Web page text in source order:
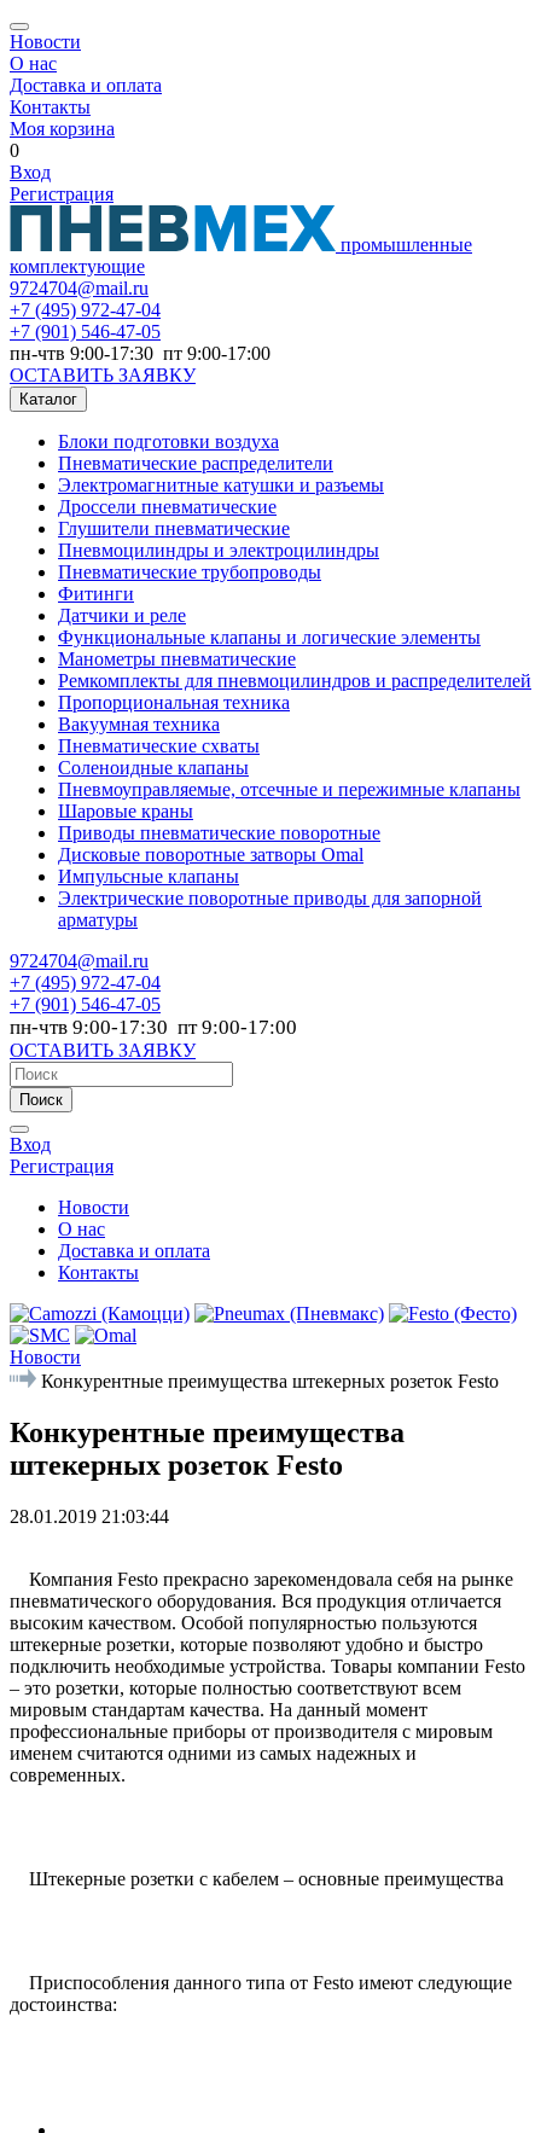
Новости
О нас
Доставка и оплата
Контакты
Моя корзина
0
Вход
Регистрация
промышленные
комплектующие
9724704@mail.ru
+7 (495) 972-47-04
+7 (901) 546-47-05
пн-чтв 9:00-17:30 пт 9:00-17:00
ОСТАВИТЬ ЗАЯВКУ
Каталог
Блоки подготовки воздуха
Пневматические распределители
Электромагнитные катушки и разъемы
Дроссели пневматические
Глушители пневматические
Пневмоцилиндры и электроцилиндры
Пневматические трубопроводы
Фитинги
Датчики и реле
Функциональные клапаны и логические элементы
Манометры пневматические
Ремкомплекты для пневмоцилиндров и распределителей
Пропорциональная техника
Вакуумная техника
Пневматические схваты
Соленоидные клапаны
Пневмоуправляемые, отсечные и пережимные клапаны
Шаровые краны
Приводы пневматические поворотные
Дисковые поворотные затворы Omal
Импульсные клапаны
Электрические поворотные приводы для запорной
арматуры
9724704@mail.ru
+7 (495) 972-47-04
+7 (901) 546-47-05
пн-чтв 9:00-17:30 пт 9:00-17:00
ОСТАВИТЬ ЗАЯВКУ
Поиск
Вход
Регистрация
Новости
О нас
Доставка и оплата
Контакты
Новости
Конкурентные преимущества штекерных розеток Festo
Конкурентные преимущества
штекерных розеток Festo
28.01.2019 21:03:44
Компания Festo прекрасно зарекомендовала себя на рынке
пневматического оборудования. Вся продукция отличается
высоким качеством. Особой популярностью пользуются
штекерные розетки, которые позволяют удобно и быстро
подключить необходимые устройства. Товары компании Festo
‒ это розетки, которые полностью соответствуют всем
мировым стандартам качества. На данный момент
профессиональные приборы от производителя с мировым
именем считаются одними из самых надежных и
современных.
Штекерные розетки с кабелем ‒ основные преимущества
Приспособления данного типа от Festo имеют следующие
достоинства: